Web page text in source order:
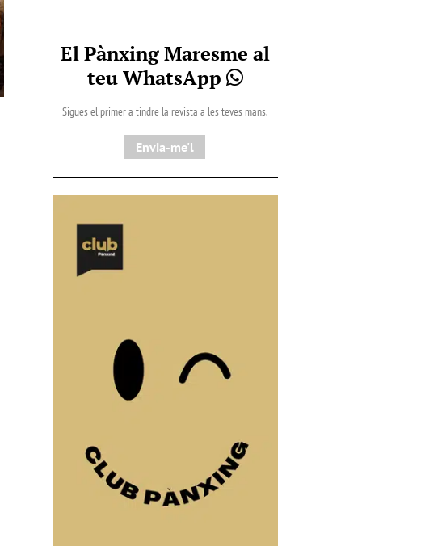
El Pànxing Maresme al
teu WhatsApp
Sigues el primer a tindre la revista a les teves mans.
Envia-me'l